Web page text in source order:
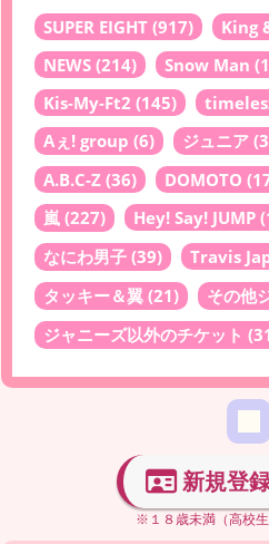
SUPER EIGHT (917) King
NEWS (214) Snow Man
Kis-My-Ft2 (145)
Aぇ! group (6) ジュニア
A.B.C-Z (36) DOMOTO
嵐 (227) Hey! Say! JUMP
なにわ男子 (39) Travis
タッキー＆翼 (21) その他
ジャニーズ以外のチケット
新規登
※１８歳未満（高校